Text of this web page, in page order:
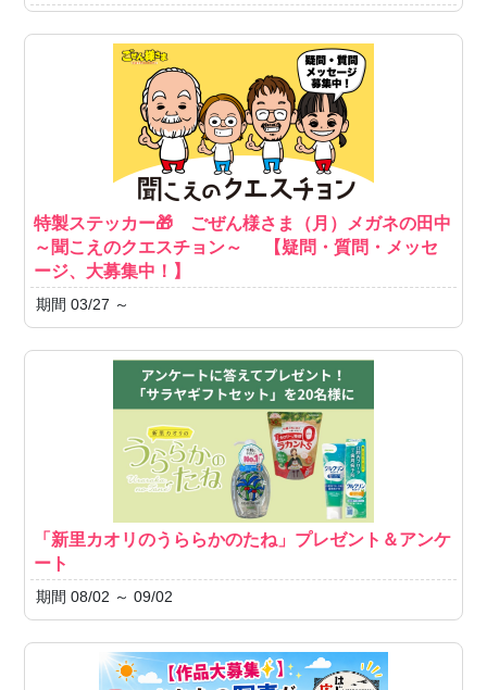
特製ステッカー🎁 ごぜん様さま（月）メガネの田中
～聞こえのクエスチョン～ 【疑問・質問・メッセ
ージ、大募集中！】
期間 03/27 ～
「新里カオリのうららかのたね」プレゼント＆アンケ
ート
期間 08/02 ～ 09/02